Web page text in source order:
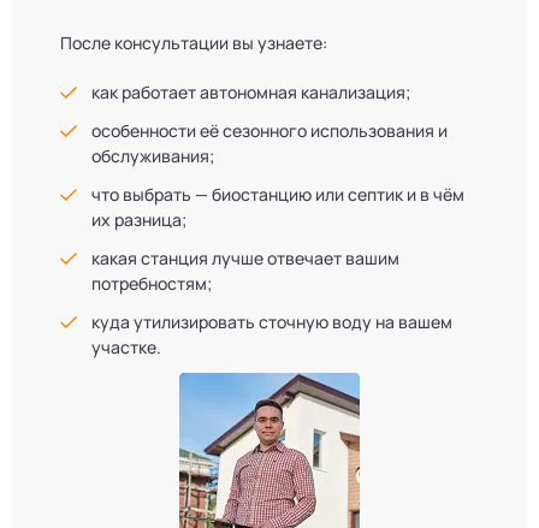
После консультации вы узнаете:
как работает автономная канализация;
особенности её сезонного использования и
обслуживания;
что выбрать — биостанцию или септик и в чём
их разница;
какая станция лучше отвечает вашим
потребностям;
куда утилизировать сточную воду на вашем
участке.